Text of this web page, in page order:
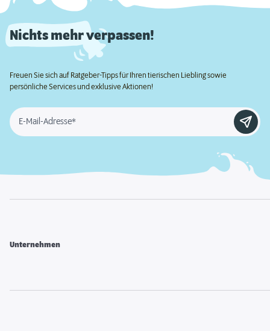
Nichts mehr verpassen!
Freuen Sie sich auf Ratgeber-Tipps für Ihren tierischen Liebling sowie
persönliche Services und exklusive Aktionen!
E-Mail-Adresse*
Unternehmen